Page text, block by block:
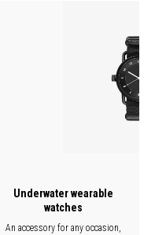
Underwater wearable
watches
An accessory for any occasion,